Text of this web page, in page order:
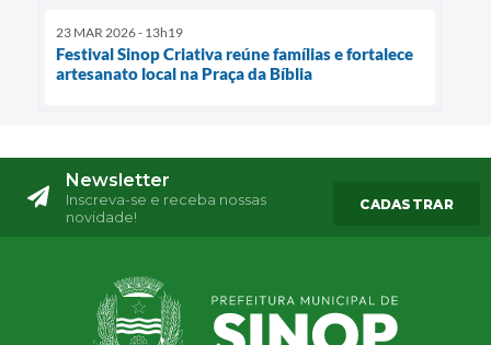
23 MAR 2026 - 13h19
Festival Sinop Criativa reúne famílias e fortalece
artesanato local na Praça da Bíblia
Newsletter
Inscreva-se e receba nossas
novidade!
CADASTRAR